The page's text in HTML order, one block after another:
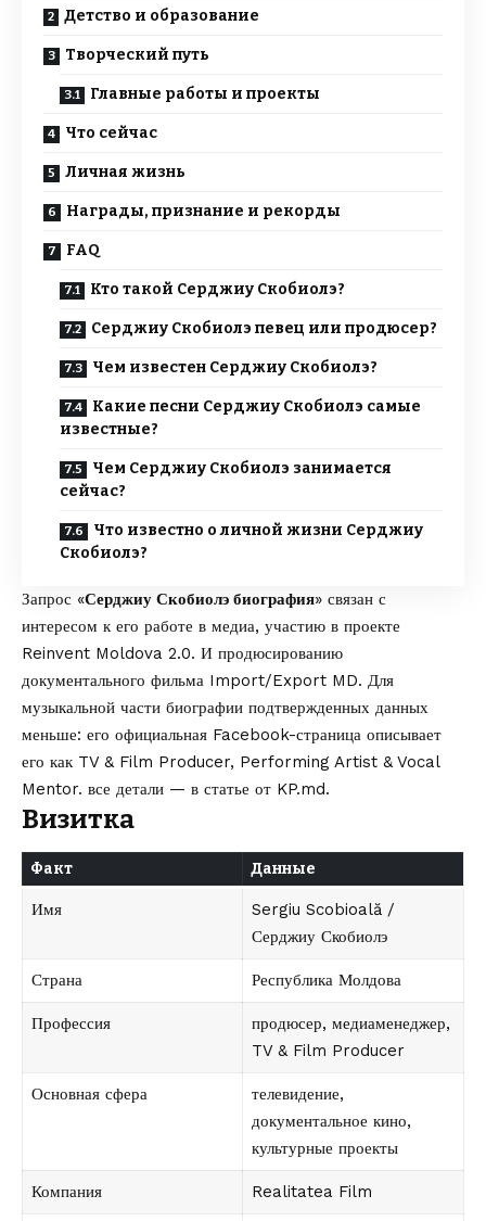
Детство и образование
Творческий путь
Главные работы и проекты
Что сейчас
Личная жизнь
Награды, признание и рекорды
FAQ
Кто такой Серджиу Скобиолэ?
Серджиу Скобиолэ певец или продюсер?
Чем известен Серджиу Скобиолэ?
Какие песни Серджиу Скобиолэ самые
известные?
Чем Серджиу Скобиолэ занимается
сейчас?
Что известно о личной жизни Серджиу
Скобиолэ?
Запрос «Серджиу Скобиолэ биография» связан с
интересом к его работе в медиа, участию в проекте
Reinvent Moldova 2.0. И продюсированию
документального фильма Import/Export MD. Для
музыкальной части биографии подтвержденных данных
меньше: его официальная Facebook-страница описывает
его как TV & Film Producer, Performing Artist & Vocal
Mentor. все детали — в статье от KP.md.
Визитка
Факт Данные
Имя
Sergiu Scobioală /
Серджиу Скобиолэ
Страна Республика Молдова
Профессия
продюсер, медиаменеджер,
TV & Film Producer
Основная сфера
телевидение,
документальное кино,
культурные проекты
Компания Realitatea Film